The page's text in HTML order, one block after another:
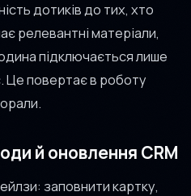
дотиків до тих, хто
релевантні матеріали,
підключається лише
Це повертає в роботу
й оновлення CRM
заповнити картку,